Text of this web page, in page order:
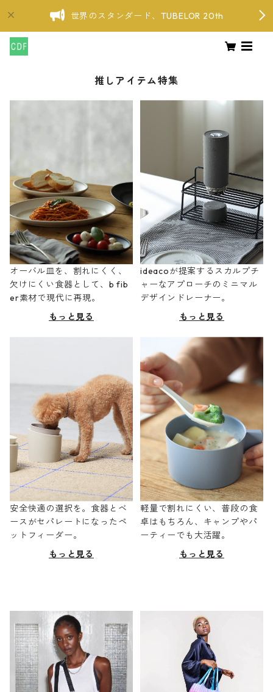
世界のスタンダード、TUBELOR 20th
推しアイテム特集
オーバル皿を、割れにくく、
欠けにくい食器として、b fib
er素材で現代に再現。
もっと見る
ideacoが提案するスカルプチ
ャーなアプローチのミニマル
デザインドレーナー。
もっと見る
安全快適の選択を。食器とベ
ースがセパレートになったペ
ットフィーダー。
もっと見る
軽量で割れにくい、普段の食
卓はもちろん、キャンプやパ
ーティーでも大活躍。
もっと見る